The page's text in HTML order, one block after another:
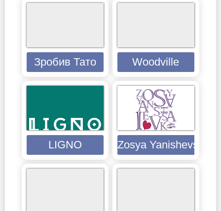
Зробив Тато Woodville
LIGNO Zosya Yanishevska